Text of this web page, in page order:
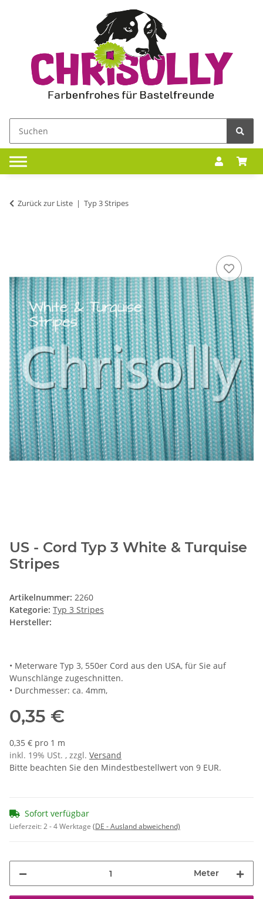
Zurück zur Liste Typ 3 Stripes
US - Cord Typ 3 White & Turquise
Stripes
Artikelnummer: 2260
Kategorie: Typ 3 Stripes
Hersteller:
• Meterware Typ 3, 550er Cord aus den USA, für Sie auf
Wunschlänge zugeschnitten.
• Durchmesser: ca. 4mm,
0,35 €
0,35 € pro 1 m
inkl. 19% USt. , zzgl. Versand
Bitte beachten Sie den Mindestbestellwert von 9 EUR.
Sofort verfügbar
Lieferzeit:2 - 4 Werktage (DE - Ausland abweichend)
Meter